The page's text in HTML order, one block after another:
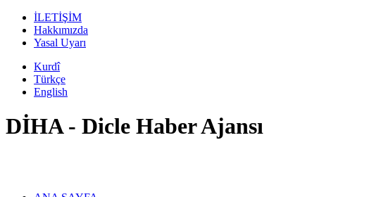
İLETİŞİM
Hakkımızda
Yasal Uyarı
Kurdî
Türkçe
English
DİHA - Dicle Haber Ajansı